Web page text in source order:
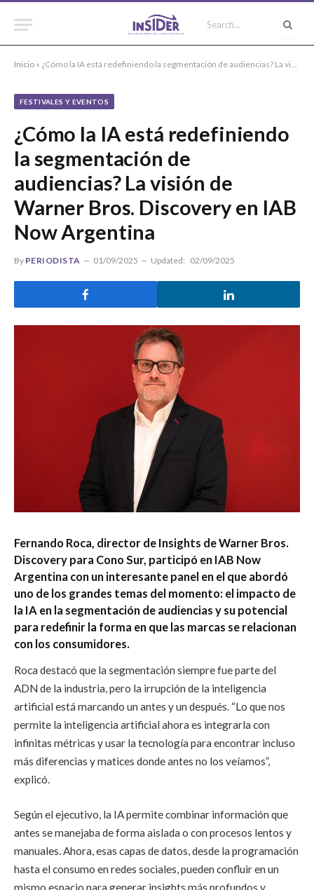
Inicio » ¿Cómo la IA está redefiniendo la segmentación de audiencias? La visión de Warner Bros. Discovery en IAB Now Argentina
FESTIVALES Y EVENTOS
¿Cómo la IA está redefiniendo
la segmentación de
audiencias? La visión de
Warner Bros. Discovery en IAB
Now Argentina
By PERIODISTA 01/09/2025 Updated: 02/09/2025
Fernando Roca, director de Insights de Warner Bros.
Discovery para Cono Sur, participó en IAB Now
Argentina con un interesante panel en el que abordó
uno de los grandes temas del momento: el impacto de
la IA en la segmentación de audiencias y su potencial
para redefinir la forma en que las marcas se relacionan
con los consumidores.
Roca destacó que la segmentación siempre fue parte del
ADN de la industria, pero la irrupción de la inteligencia
artificial está marcando un antes y un después. “Lo que nos
permite la inteligencia artificial ahora es integrarla con
infinitas métricas y usar la tecnología para encontrar incluso
más diferencias y matices donde antes no los veíamos”,
explicó.
Según el ejecutivo, la IA permite combinar información que
antes se manejaba de forma aislada o con procesos lentos y
manuales. Ahora, esas capas de datos, desde la programación
hasta el consumo en redes sociales, pueden confluir en un
mismo espacio para generar insights más profundos y